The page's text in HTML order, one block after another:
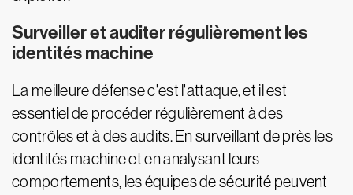
Surveiller et auditer régulièrement les
identités machine
La meilleure défense c'est l'attaque, et il est
essentiel de procéder régulièrement à des
contrôles et à des audits. En surveillant de près les
identités machine et en analysant leurs
comportements, les équipes de sécurité peuvent